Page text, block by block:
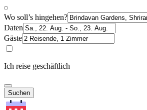
Wo soll’s hingehen?
Daten
Gäste
Ich reise geschäftlich
Suchen